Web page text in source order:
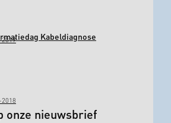
2019 Kabeldiagnose
2018
onze nieuwsbrief